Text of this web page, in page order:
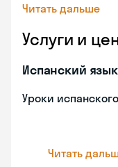
Читать дальше
Услуги и
Испанский язык
Уроки испанского
Читать